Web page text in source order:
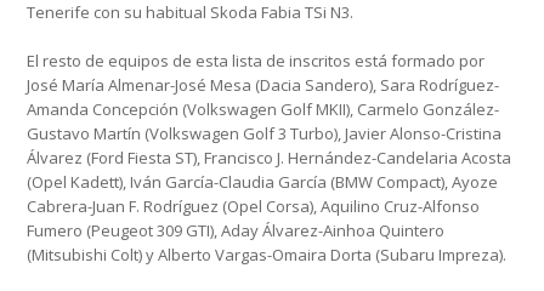
Tenerife con su habitual Skoda Fabia TSi N3.
El resto de equipos de esta lista de inscritos está formado por
José María Almenar-José Mesa (Dacia Sandero), Sara Rodríguez-
Amanda Concepción (Volkswagen Golf MKII), Carmelo González-
Gustavo Martín (Volkswagen Golf 3 Turbo), Javier Alonso-Cristina
Álvarez (Ford Fiesta ST), Francisco J. Hernández-Candelaria Acosta
(Opel Kadett), Iván García-Claudia García (BMW Compact), Ayoze
Cabrera-Juan F. Rodríguez (Opel Corsa), Aquilino Cruz-Alfonso
Fumero (Peugeot 309 GTI), Aday Álvarez-Ainhoa Quintero
(Mitsubishi Colt) y Alberto Vargas-Omaira Dorta (Subaru Impreza).